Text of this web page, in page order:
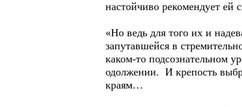
настойчиво рекомендует ей
«Но ведь для того их и
запутавшейся в
каком-то подсознательном
одолжении. И крепость
краям…